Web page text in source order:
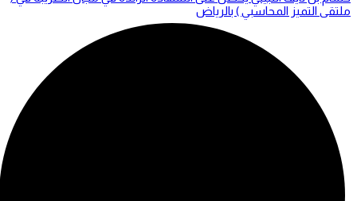
ملتقى التميز المحاسبي ) بالرياض